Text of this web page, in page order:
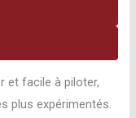
et facile à piloter,
plus expérimentés.